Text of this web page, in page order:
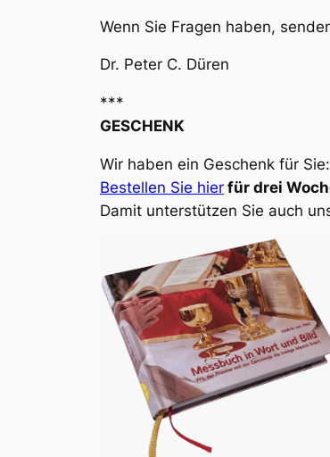
Wenn Sie Fragen haben,
Dr. Peter C. Düren
***
GESCHENK
Wir haben ein Geschenk für Sie:
Bestellen Sie hier für drei
Damit unterstützen Sie auch